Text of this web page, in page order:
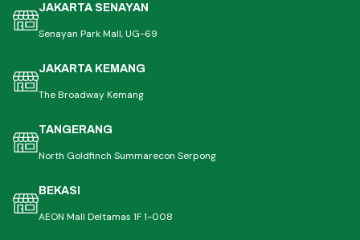
JAKARTA SENAYAN
Senayan Park Mall, UG-69
JAKARTA KEMANG
The Broadway Kemang
TANGERANG
North Goldfinch Summarecon Serpong
BEKASI
AEON Mall Deltamas 1F 1-008